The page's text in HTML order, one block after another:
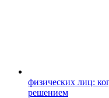
физических лиц:
решением